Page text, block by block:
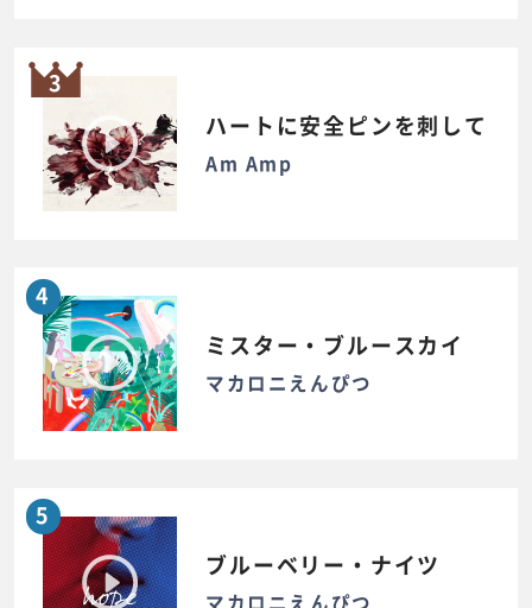
3
ハートに安全ピンを刺して
Am Amp
4
ミスター・ブルースカイ
マカロニえんぴつ
5
ブルーベリー・ナイツ
マカロニえんぴつ